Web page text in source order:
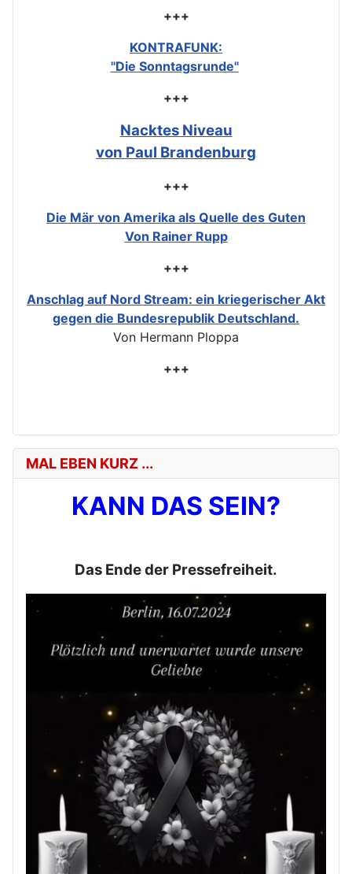
+++
KONTRAFUNK:
"Die Sonntagsrunde"
+++
Nacktes Niveau
von Paul Brandenburg
+++
Die Mär von Amerika als Quelle des Guten
Von Rainer Rupp
+++
Anschlag auf Nord Stream: ein kriegerischer Akt
gegen die Bundesrepublik Deutschland.
Von Hermann Ploppa
+++
MAL EBEN KURZ ...
KANN DAS SEIN?
Das Ende der Pressefreiheit.